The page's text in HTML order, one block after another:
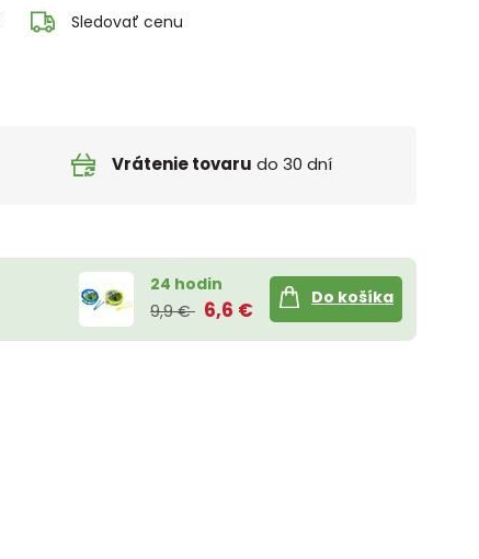
Sledovať cenu
Vrátenie tovaru do 30 dní
24 hodin
9,9 € 6,6 €
Do košíka